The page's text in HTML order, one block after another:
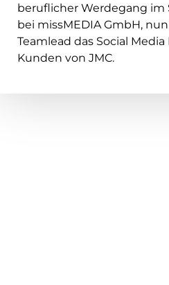
beruflicher Werdegang im
bei missMEDIA GmbH,
Teamlead das Social
Kunden von JMC.